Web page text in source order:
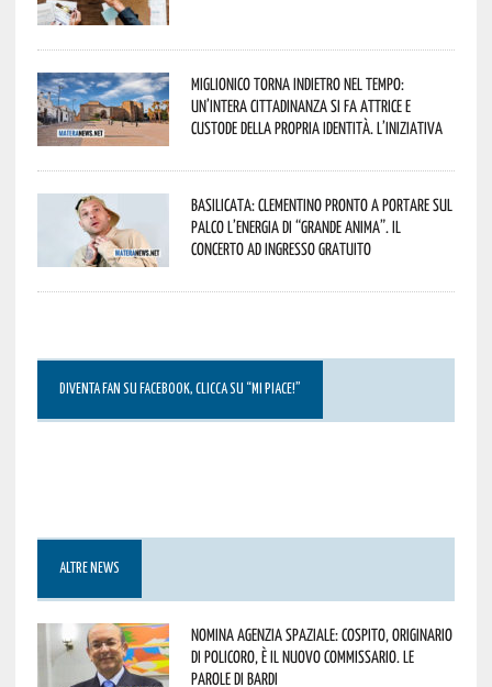
Miglionico torna indietro nel tempo:
un’intera cittadinanza si fa attrice e
custode della propria identità. L’iniziativa
Basilicata: Clementino pronto a portare sul
palco l’energia di “Grande Anima”. Il
concerto ad ingresso gratuito
DIVENTA FAN SU FACEBOOK, CLICCA SU “MI PIACE!”
ALTRE NEWS
Nomina Agenzia Spaziale: Cospito, originario
di Policoro, è il nuovo commissario. Le
parole di Bardi